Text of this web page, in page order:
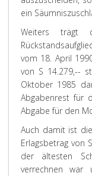
ein
Weiters trägt
vom 18. April
von S 14.279,--
Oktober 1985
Abgabenrest für
Abgabe für den
Auch damit ist
Erlagsbetrag von
der ältesten
verrechnen war